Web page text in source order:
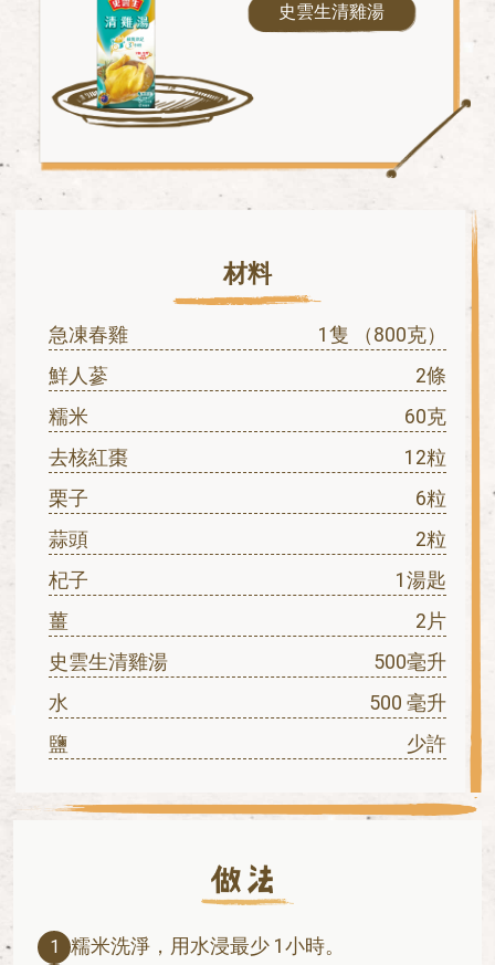
史雲生清雞湯
材料
急凍春雞
1隻 （800克）
鮮人蔘
2條
糯米
60克
去核紅棗
12粒
栗子
6粒
蒜頭
2粒
杞子
1湯匙
薑
2片
史雲生清雞湯
500毫升
水
500 毫升
鹽
少許
1 糯米洗淨，用水浸最少 1小時。